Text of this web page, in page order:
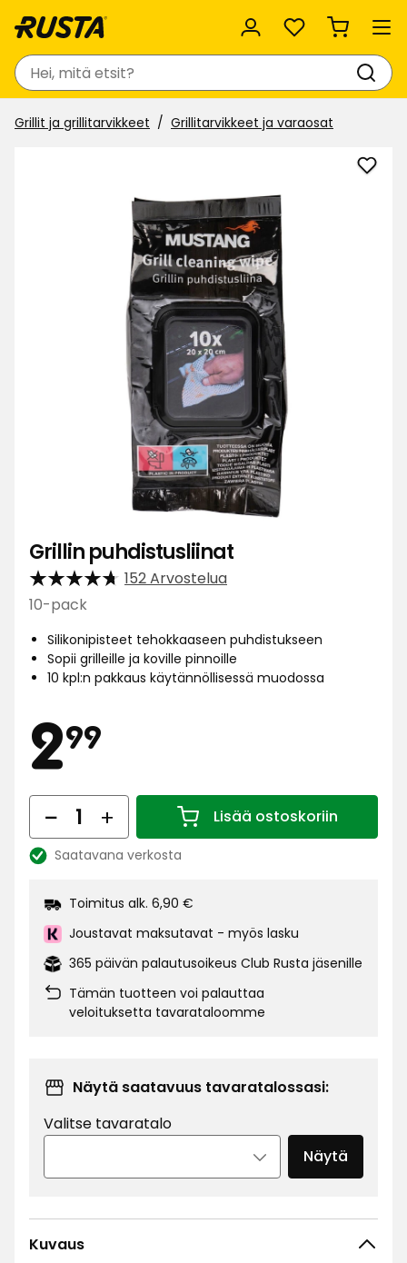
Suosikit
Haku
Grillit ja grillitarvikkeet Grillitarvikkeet ja varaosat
Lisää
Grillin puhdistusliinat
152 Arvostelua
10-pack
Silikonipisteet tehokkaaseen puhdistukseen
Sopii grilleille ja koville pinnoille
10 kpl:n pakkaus käytännöllisessä muodossa
Hinta
299
€
Määrä Lisää ostoskoriin
Määrä 1
KatsoSaatavana verkosta
Toimitus alk. 6,90 €
Joustavat maksutavat - myös lasku
365 päivän palautusoikeus Club Rusta jäsenille
Tämän tuotteen voi palauttaa
veloituksetta tavarataloomme
Näytä saatavuus tavaratalossasi:
Valitse tavaratalo
Näytä
Kuvaus